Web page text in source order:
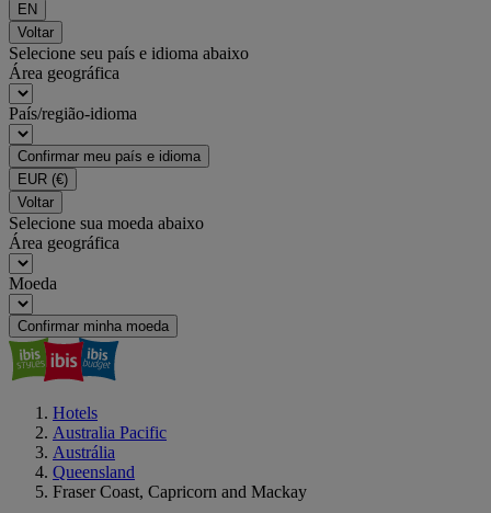
EN
Voltar
Selecione seu país e idioma abaixo
Área geográfica
País/região-idioma
Confirmar meu país e idioma
EUR (€)
Voltar
Selecione sua moeda abaixo
Área geográfica
Moeda
Confirmar minha moeda
Hotels
Australia Pacific
Austrália
Queensland
Fraser Coast, Capricorn and Mackay